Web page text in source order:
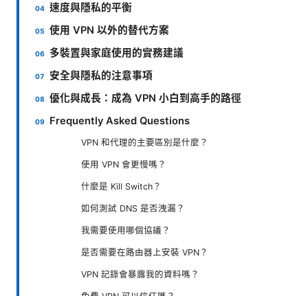
速度與隱私的平衡
使用 VPN 以外的替代方案
多裝置與家庭使用的實務建議
安全與隱私的注意事項
優化與成長：成為 VPN 小白到高手的路徑
Frequently Asked Questions
VPN 和代理的主要區別是什麼？
使用 VPN 會更慢嗎？
什麼是 Kill Switch？
如何測試 DNS 是否洩漏？
我需要使用哪個協議？
是否需要在路由器上安裝 VPN？
VPN 記錄會暴露我的資料嗎？